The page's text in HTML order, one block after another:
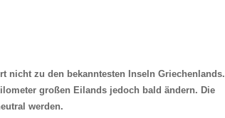
nicht zu den bekanntesten Inseln Griechenlands.
großen Eilands jedoch bald ändern. Die
werden.